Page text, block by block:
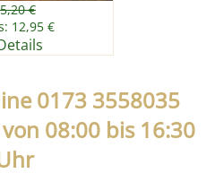
€
12,95 €
0173 3558035
08:00 bis 16:30